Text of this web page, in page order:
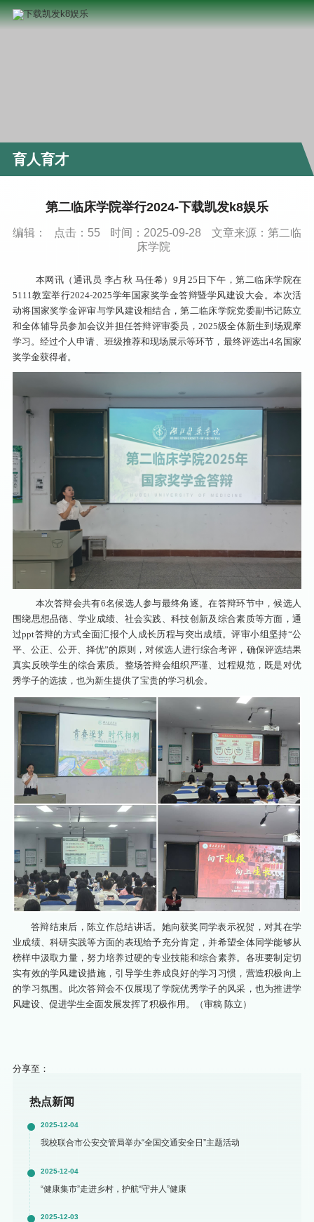
育人育才
第二临床学院举行2024-下载凯发k8娱乐
编辑： 点击： 55 时间：2025-09-28
文章来源：第二临
床学院
本网讯（通讯员 李占秋 马任希）9月25日下午，第二临床学院在
5111教室举行2024-2025学年国家奖学金答辩暨学风建设大会。本次活
动将国家奖学金评审与学风建设相结合，第二临床学院党委副书记陈立
和全体辅导员参加会议并担任答辩评审委员，2025级全体新生到场观摩
学习。经过个人申请、班级推荐和现场展示等环节，最终评选出4名国家
奖学金获得者。
本次答辩会共有6名候选人参与最终角逐。在答辩环节中，候选人
围绕思想品德、学业成绩、社会实践、科技创新及综合素质等方面，通
过ppt答辩的方式全面汇报个人成长历程与突出成绩。评审小组坚持“公
平、公正、公开、择优”的原则，对候选人进行综合考评，确保评选结果
真实反映学生的综合素质。整场答辩会组织严谨、过程规范，既是对优
秀学子的选拔，也为新生提供了宝贵的学习机会。
答辩结束后，陈立作总结讲话。她向获奖同学表示祝贺，对其在学
业成绩、科研实践等方面的表现给予充分肯定，并希望全体同学能够从
榜样中汲取力量，努力培养过硬的专业技能和综合素养。各班要制定切
实有效的学风建设措施，引导学生养成良好的学习习惯，营造积极向上
的学习氛围。此次答辩会不仅展现了学院优秀学子的风采，也为推进学
风建设、促进学生全面发展发挥了积极作用。（审稿 陈立）
分享至：
热点新闻
2025-12-04
我校联合市公安交管局举办“全国交通安全日”主题活动
2025-12-04
“健康集市”走进乡村，护航“守井人”健康
2025-12-03